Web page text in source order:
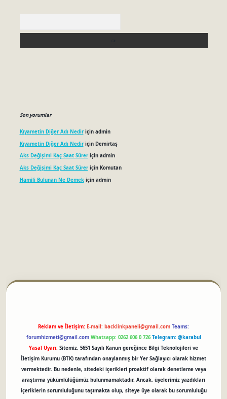
Son yorumlar
Kıyametin Diğer Adı Nediriçin admin
Kıyametin Diğer Adı Nediriçin Demirtaş
Aks Değişimi Kaç Saat Süreriçin admin
Aks Değişimi Kaç Saat Süreriçin Komutan
Hamili Bulunan Ne Demekiçin admin
Reklam ve İletişim: E-mail: backlinkpaneli@gmail.com Teams:
forumhizmeti@gmail.com Whatsapp: 0262 606 0 726 Telegram: @karabul
Yasal Uyarı: Sitemiz, 5651 Sayılı Kanun gereğince Bilgi Teknolojileri ve
İletişim Kurumu (BTK) tarafından onaylanmış bir Yer Sağlayıcı olarak hizmet
vermektedir. Bu nedenle, sitedeki içerikleri proaktif olarak denetleme veya
araştırma yükümlülüğümüz bulunmamaktadır. Ancak, üyelerimiz yazdıkları
içeriklerin sorumluluğunu taşımakta olup, siteye üye olarak bu sorumluluğu